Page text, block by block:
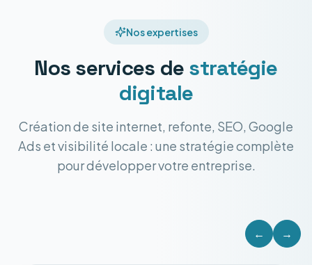
Nos expertises
Nos services de stratégie
digitale
Création de site internet, refonte, SEO, Google
Ads et visibilité locale : une stratégie complète
pour développer votre entreprise.
← →